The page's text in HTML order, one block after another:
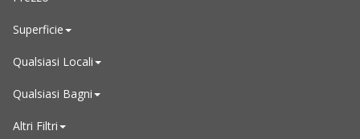
Superficie
Qualsiasi Locali
Qualsiasi Bagni
Altri Filtri